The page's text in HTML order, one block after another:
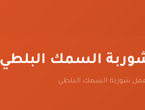
السمك البلطي
شوربة السمك البلطي